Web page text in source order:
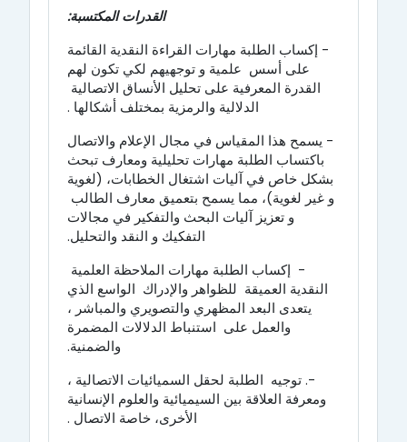
القدرات المكتسبة:
- إكساب الطلبة مهارات القراءة النقدية القائمة
على أسس علمية و توجهيهم لكي تكون لهم
القدرة المعرفية على تحليل الأنساق الاتصالية
الدلالية والرمزية بمختلف أشكالها .
- يسمح هذا المقياس في مجال الإعلام والاتصال
باكتساب الطلبة مهارات تحليلية ومعارف تبحث
بشكل خاص في آليات اشتغال الخطابات، (لغوية
و غير لغوية)، مما يسمح بتعميق معارف الطالب
و تعزيز آليات البحث والتفكير في مجالات
التفكيك و النقد والتحليل.
- إكساب الطلبة مهارات الملاحظة العلمية
النقدية العميقة للظواهر والإدراك الواسع الذي
يتعدى البعد المظهري والتصويري والمباشر ،
والعمل على استنباط الدلالات المضمرة
والضمنية.
-
. توجيه الطلبة لحقل السميائيات الاتصالية ،
ومعرفة العلاقة بين السيميائية والعلوم الإنسانية
الأخرى، خاصة الاتصال .